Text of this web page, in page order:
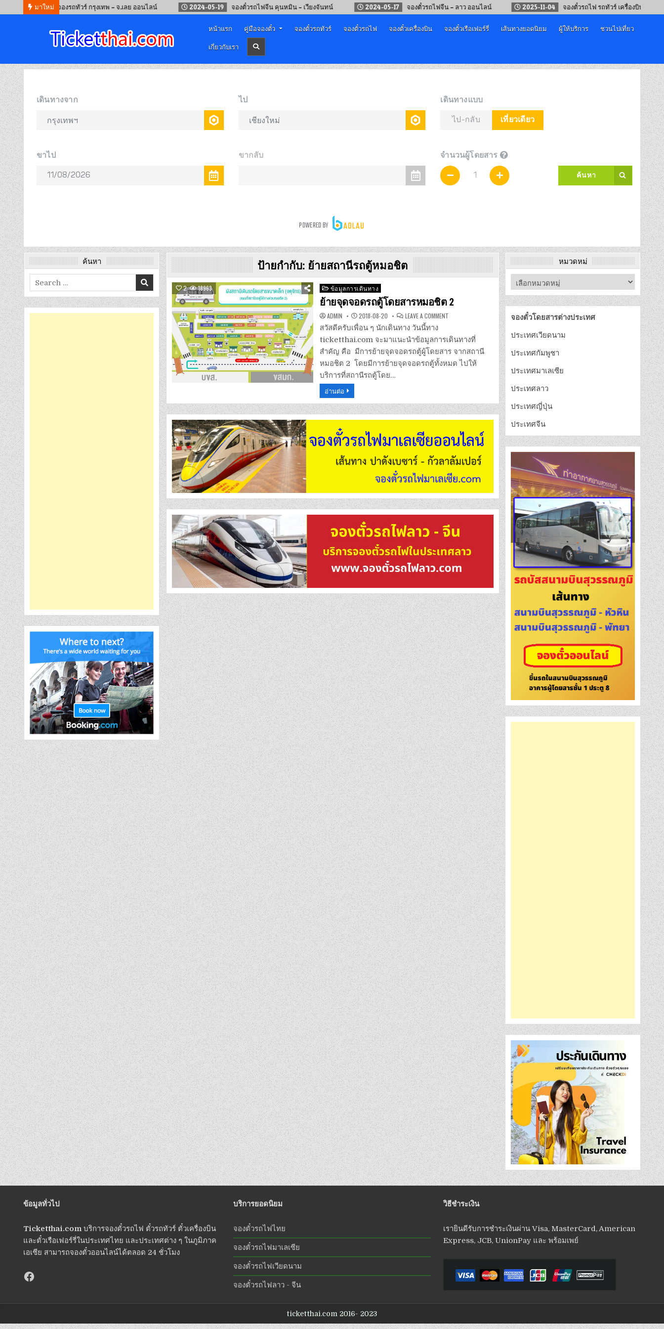
มาใหม่
จองรถทัวร์ กรุงเทพ – จ.เลย ออนไลน์ 2024-05-19 จองตั๋วรถไฟจีน คุนหมิน – เวียงจันทน์ 2024-05-17 จองตั๋วรถไฟจีน – ลาว ออนไลน์ 2025-11-04 จองตั๋วรถไฟ รถทัวร์ เครื่องบิน “เทศกาลปีใหม่
จองตั๋วออนไลน์
หน้าแรก คู่มือจองตั๋ว จองตั๋วรถทัวร์ จองตั๋วรถไฟ จองตั๋วเครื่องบิน จองตั๋วเรือเฟอร์รี่ เส้นทางยอดนิยม ผู้ให้บริการ
ชวนไปเที่ยว
เกี่ยวกับเรา
ป้ายกำกับ: ย้ายสถานีรถตู้หมอชิต
2 18963
Posted
in
ข้อมูลการเดินทาง
ย้ายจุดจอดรถตู้โดยสารหมอชิต 2
ADMIN 2018-08-20 LEAVE A COMMENT
รถ
ตู้
โดยสาร
หมอชิต
2
สวัสดีครับเพื่อน ๆ นักเดินทาง วันนี้ทาง
ticketthai.com จะมาแนะนำข้อมูลการเดินทางที่
สำคัญ คือ มีการย้ายจุดจอดรถตู้ผู้โดยสาร จากสถานี
หมอชิต 2 โดยมีการย้ายจุดจอดรถตู้ทั้งหมด ไปให้
บริการที่สถานีรถตู้โดย…
อ่านต่อ
ค้นหา
Search
for:
หมวดหมู่
จองตั๋วโดยสารต่างประเทศ
ประเทศเวียดนาม
ประเทศกัมพูชา
ประเทศมาเลเซีย
ประเทศลาว
ประเทศญี่ปุ่น
ประเทศจีน
ข้อมูลทั่วไป
Ticketthai.com บริการจองตั๋วรถไฟ ตั๋วรถทัวร์ ตั๋วเครื่องบิน
และตั๋วเรือเฟอร์รี่ในประเทศไทย และประเทศต่าง ๆ ในภูมิภาค
เอเซีย สามารถจองตั๋วออนไลน์ได้ตลอด 24 ชั่วโมง
บริการยอดนิยม
จองตั๋วรถไฟไทย
จองตั๋วรถไฟมาเลเซีย
จองตั๋วรถไฟเวียดนาม
จองตั๋วรถไฟลาว - จีน
วิธีชำระเงิน
เรายินดีรับการชำระเงินผ่าน Visa, MasterCard, American
Express, JCB, UnionPay และ พร้อมเพย์
ticketthai.com 2016- 2023